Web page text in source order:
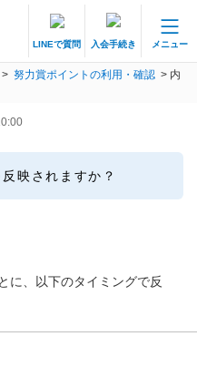
LINEで質問 入会手続き メニュー
座 トップ
> 努力賞ポイントの利用・確認 > 内
映されますか？
に、以下のタイミングで反